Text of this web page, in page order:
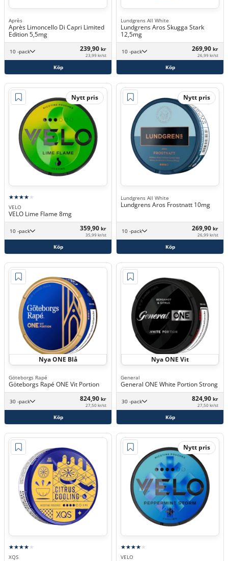
Après
Après Limoncello Di Capri Limited
Edition 5,5mg
10 -pack 239,90 kr
23,99 kr/st
Köp
Lundgrens All White
Lundgrens Aros Skugga Stark
12,5mg
10 -pack 269,90 kr
26,99 kr/st
Köp
Nytt pris
VELO
VELO Lime Flame 8mg
10 -pack 359,90 kr
35,99 kr/st
Köp
Nytt pris
Lundgrens All White
Lundgrens Aros Frostnatt 10mg
10 -pack 269,90 kr
26,99 kr/st
Köp
Nya ONE Blå
Göteborgs Rapé
Göteborgs Rapé ONE Vit Portion
30 -pack 824,90 kr
27,50 kr/st
Köp
Nya ONE Vit
General
General ONE White Portion Strong
30 -pack 824,90 kr
27,50 kr/st
Köp
XQS
Nytt pris
VELO